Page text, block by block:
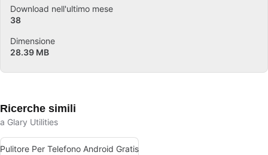
Download nell'ultimo mese
38
Dimensione
28.39 MB
Ricerche simili
a Glary Utilities
Pulitore Per Telefono Android Gratis